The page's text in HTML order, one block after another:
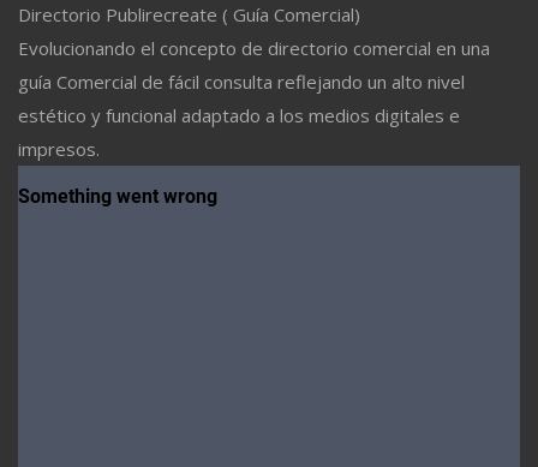
Directorio Publirecreate ( Guía Comercial)
Evolucionando el concepto de directorio comercial en una
guía Comercial de fácil consulta reflejando un alto nivel
estético y funcional adaptado a los medios digitales e
impresos.